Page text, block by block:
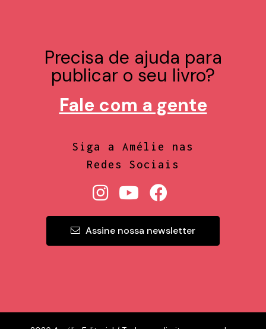
Precisa de ajuda para
publicar o seu livro?
Fale com a gente
Siga a Amélie nas
Redes Sociais
Assine nossa newsletter